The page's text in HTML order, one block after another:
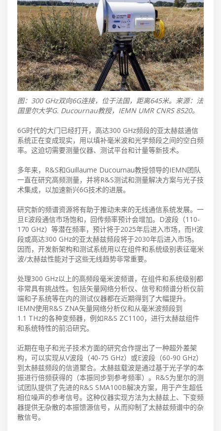
图：300 GHz双向6G连接，位于法国，距离645米。来源：法
国里尔大学G. Ducournau教授，IEMN UMR CNRS 8520。
6G时代的大门已经打开，高达300 GHz频段的亚太赫兹通信
系统正在变成现实，用以填补毫米波和光学频段之间的空白频
率。这迫切需要测量仪器、测试平台和计量等新技术。
多年来，R&S和Guillaume Ducournau教授领导的IEMN团队
一直在研究高频测量，并将R&S测试和测量解决方案与光子技
术集成，以加速新兴6G技术的进展。
研究新的频谱资源将有助于推动未来的无线通信系统发展。一
旦E波段通信市场饱和，回传频率预计会增加。D波段（110-
170 GHz）等潜在频率，预计将于2025年后进入市场，而H波
段或高达300 GHz的亚太赫兹频段将于2030年后进入市场。
因而，开发新架构和测试系统用以在组件和系统级别表征毫米
波/太赫兹性能对于这些无线趋势非常重要。
处理300 GHz以上的高频段毫米波频谱，在组件和系统级别都
非常具有挑战性。包括矢量网络分析仪、信号和频谱分析仪前
端和子系统等在内的测试仪器都在近期得到了大幅提升。
IEMN使用R&S ZNA矢量网络分析仪和从毫米波频段到
1.1 THz的各种变频器，例如R&S ZC1100，进行太赫兹组件
和系统特性的前沿研究。
近期在电子和光子技术方面的研究合作提出了一种超外差架
构，可以实现从V波段（40-75 GHz）或E波段（60-90 GHz）
到太赫兹频段的信道聚合。太赫兹载波是通过基于光子学的本
振进行倍频获得的（本振同步到参考频率）。R&S为里尔的测
试团队提供了先进的R&S SMA100B解决方案，用于产生超低
相位噪声的参考信号。这种仪器实现方法为太赫兹上、下变频
器提供无杂散的本振馈源信号，从而抑制了太赫兹频谱中的杂
散信号。